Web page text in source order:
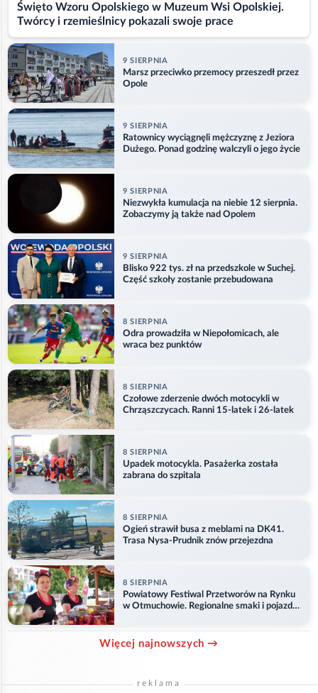
Święto Wzoru Opolskiego w Muzeum Wsi Opolskiej.
Twórcy i rzemieślnicy pokazali swoje prace
9 SIERPNIA
Marsz przeciwko przemocy przeszedł przez
Opole
9 SIERPNIA
Ratownicy wyciągnęli mężczyznę z Jeziora
Dużego. Ponad godzinę walczyli o jego życie
9 SIERPNIA
Niezwykła kumulacja na niebie 12 sierpnia.
Zobaczymy ją także nad Opolem
9 SIERPNIA
Blisko 922 tys. zł na przedszkole w Suchej.
Część szkoły zostanie przebudowana
8 SIERPNIA
Odra prowadziła w Niepołomicach, ale
wraca bez punktów
8 SIERPNIA
Czołowe zderzenie dwóch motocykli w
Chrząszczycach. Ranni 15-latek i 26-latek
8 SIERPNIA
Upadek motocykla. Pasażerka została
zabrana do szpitala
8 SIERPNIA
Ogień strawił busa z meblami na DK41.
Trasa Nysa-Prudnik znów przejezdna
8 SIERPNIA
Powiatowy Festiwal Przetworów na Rynku
w Otmuchowie. Regionalne smaki i pojazdy
Więcej najnowszych →
reklama